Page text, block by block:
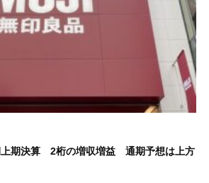
期決算 2桁の増収増益 通期予想は上方